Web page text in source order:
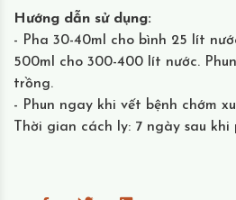
Hướng dẫn sử dụng:
- Pha 30-40ml cho bình 25 lít
500ml cho 300-400 lít nước.
trồng.
- Phun ngay khi vết bệnh chớm
Thời gian cách ly: 7 ngày sau khi